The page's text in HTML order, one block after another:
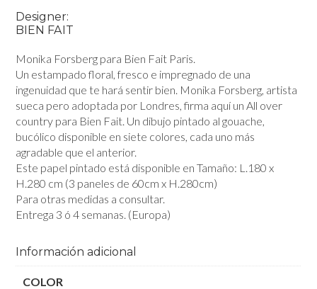
Designer:
BIEN FAIT
Monika Forsberg para Bien Fait Paris.
Un estampado floral, fresco e impregnado de una
ingenuidad que te hará sentir bien. Monika Forsberg, artista
sueca pero adoptada por Londres, firma aquí un All over
country para Bien Fait. Un dibujo pintado al gouache,
bucólico disponible en siete colores, cada uno más
agradable que el anterior.
Este papel pintado está disponible en Tamaño: L.180 x
H.280 cm (3 paneles de 60cm x H.280cm)
Para otras medidas a consultar.
Entrega 3 ó 4 semanas. (Europa)
Información adicional
COLOR